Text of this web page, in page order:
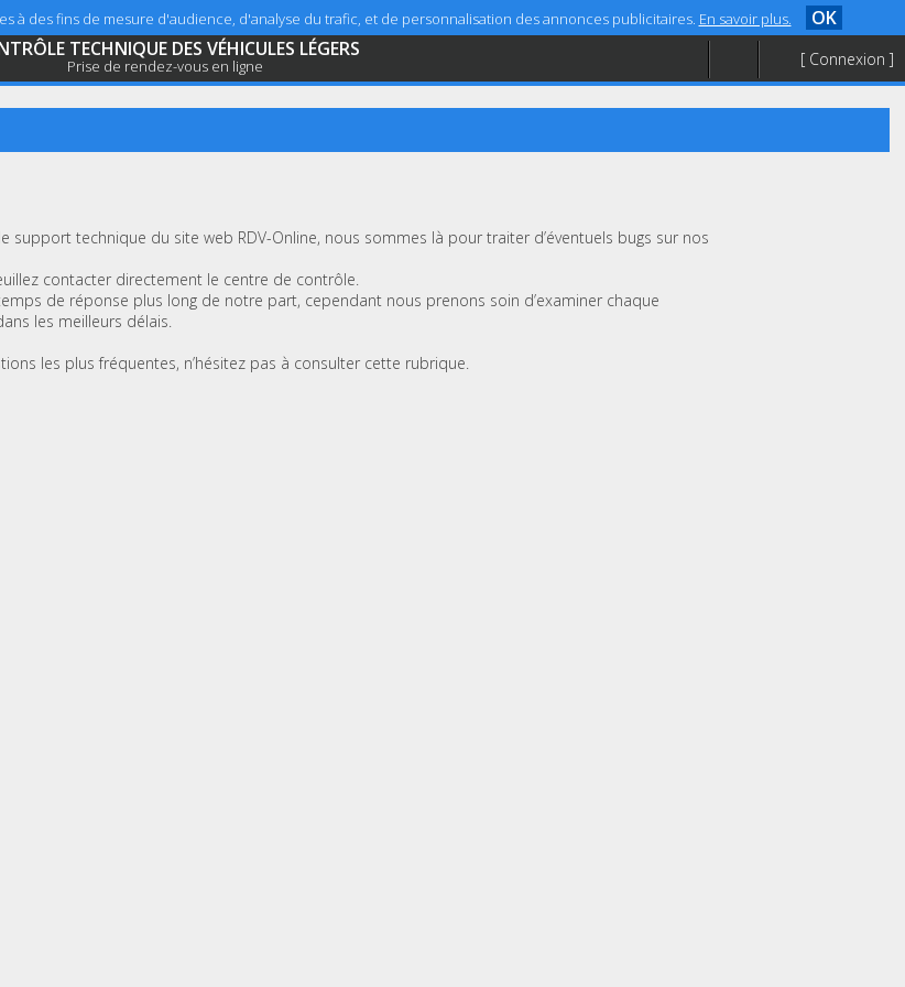
à des fins de mesure d'audience, d'analyse du trafic, et de personnalisation des annonces publicitaires. En savoir plus. OK
TECHNIQUE DES VÉHICULES LÉGERS
Prise de rendez-vous en ligne [ Connexion ]
support technique du site web RDV-Online, nous sommes là pour traiter d’éventuels bugs sur nos
contacter directement le centre de contrôle.
de réponse plus long de notre part, cependant nous prenons soin d’examiner chaque
les meilleurs délais.
les plus fréquentes, n’hésitez pas à consulter cette rubrique.